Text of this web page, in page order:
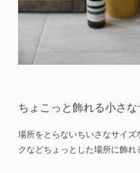
ちょこっと飾れる小さ
場所をとらないちいさなサイズ
クなどちょっとした場所に飾れ